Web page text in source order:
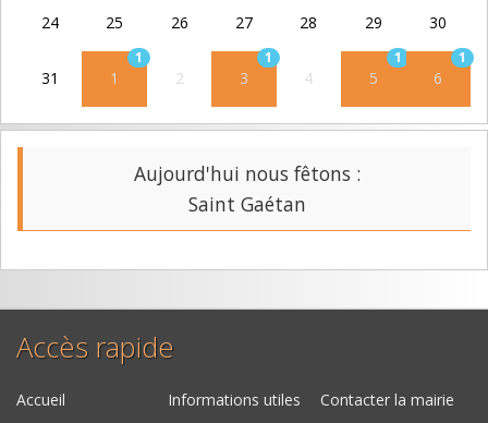
24 25 26 27 28 29 30
31 1
1
2 3
1
4 5
1
6
1
Aujourd'hui nous fêtons :
Saint Gaétan
Accès rapide
Accueil Informations utiles
Contacter la mairie